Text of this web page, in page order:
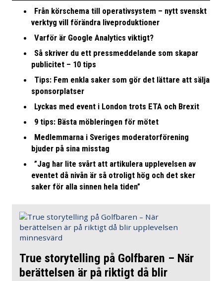
Från körschema till operativsystem – nytt svenskt
verktyg vill förändra liveproduktioner
Varför är Google Analytics viktigt?
Så skriver du ett pressmeddelande som skapar
publicitet – 10 tips
Tips: Fem enkla saker som gör det lättare att sälja
sponsorplatser
Lyckas med event i London trots ETA och Brexit
9 tips: Bästa möbleringen för mötet
Medlemmarna i Sveriges moderatorförening
bjuder på sina misstag
”Jag har lite svårt att artikulera upplevelsen av
eventet då nivån är så otroligt hög och det sker
saker för alla sinnen hela tiden”
True storytelling på Golfbaren – När
berättelsen är på riktigt då blir